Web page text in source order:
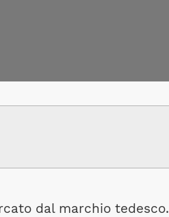
dal marchio tedesco.